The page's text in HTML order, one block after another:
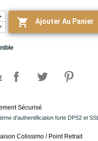
 Ajouter Au Panier
Sécurisé
d'authentification forte DPS2 et SSL
Colissimo / Point Retrait